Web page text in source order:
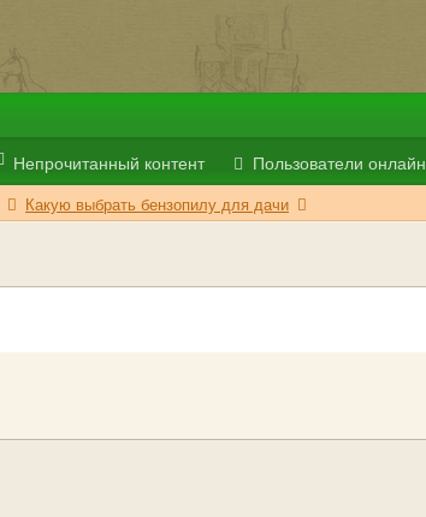
Непрочитанный контент Пользователи онлайн
Какую выбрать бензопилу для дачи